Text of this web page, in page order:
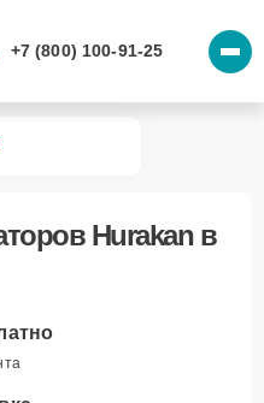
+7 (800) 100-91-25
Hurakanв